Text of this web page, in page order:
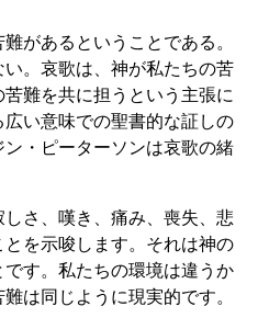
があるということである。
。哀歌は、神が私たちの苦
難を共に担うという主張に
い意味での聖書的な証しの
・ピーターソンは哀歌の緒
さ、嘆き、痛み、喪失、悲
を示唆します。それは神の
す。私たちの環境は違うか
は同じように現実的です。